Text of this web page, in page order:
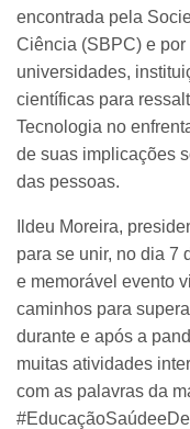
encontrada pela
Ciência (SBPC) e
universidades,
científicas para
Tecnologia no
de suas implicações
das pessoas.
Ildeu Moreira,
para se unir, no dia 7
e memorável evento
caminhos para
durante e após a
muitas atividades
com as palavras da